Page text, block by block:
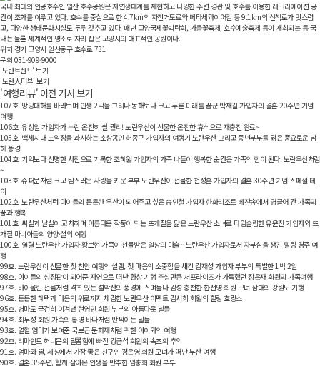
국내 최대의 인공호수인 일산 호수공원은 자연생태계를 재현하고 다양한 주변 경관 및 호수를 이용한 레크리에이션 공
간이 조화를 이루고 있다. 호수를 중심으로 한 4.7km의 자전거도로와 메타세콰이어길 등 9.1km의 산책로가 멋스럽
고, 다양한 생태문화시설도 두루 갖추고 있다. 매년 고양국제꽃박람회, 가을꽃축제, 호수예술축제 등이 개최되는 등 국
내는 물론 세계적인 명소로 자리 잡은 고양시의 대표적인 공원이다.
위치 경기 고양시 일산동구 호수로 731
문의 031-909-9000
'노란트렌드' 보기
'노란人터뷰' 보기
'여행리뷰' 이전 기사 보기
107호. 망망대해를 바라보며 인생 2막을 그리다 동해보다 크고 푸른 미래를 꿈꾼 박재길 가입자의 결혼 20주년 기념
여행
106호. 유상일 가입자가 누린 온전히 쉴 권리! 노란우산이 선물한 온전한 휴식으로 재충전 완료~
105호. 백세시대 노익장을 과시하는 소상공인 허종구 가입자의 여행기 노란우산 그리고 중년부부를 닮은 풍요로운 남
해 풍경
104호. 기억보다 선명한 사진으로 기록한 조혜원 가입자의 가족 나들이 행복한 순간은 가족의 힘이 된다, 노란우산처럼
~
103호. 슈퍼문처럼 크고 탐스러운 사랑을 키운 부부 노란우산이 선물한 전성훈 가입자의 결혼 30주년 기념 스페셜 데
이
102호. 노란우산처럼 아이들의 든든한 우산이 되어주고 싶은 송인철 가입자 한화리조트 베잔송에서 영글어 간 가족의
꿈과 행복
101호. 씨실과 날실이 교차하며 아름다운 작품이 되는 뜨개질을 닮은 노란우산 소녀로 타임슬립한 유윤진 가입자와 뜨
개질 마니아들의 양양·설악 여행
100호. 열혈 노란우산 가입자 황보현 가족이 선물받은 일상의 마술~ 노란우산 가입자로서 자부심을 챙긴 힐링 경주 여
행
99호. 노란우산이 선물한 첫 천안 여행의 설렘, 첫 마음의 소중함을 새긴 김재성 가입자 부부의 특별한 1박 2일
98호. 아이들의 성장판이 되어준 자연으로 떠난 환상 기행 춘설만큼 서프라이즈가 가득했던 장은재 회원의 가족여행
97호. 바이올린 선율처럼 격조 있는 설악산의 풍경에 스며들다 감성 충전한 한선영 회원 모녀 삼대의 강원도 기행
96호. 든든한 혜택과 마음의 위로까지 체감한 노란우산 이펙트 김서희 회원의 힐링 호캉스
95호. 병마도 굳건히 이겨낸 현영인 회원 부부의 아름다운 날들
94호. 최두성 회원 가족의 통영 바다처럼 반짝이는 날들
93호. 열혈 엄마가 보여준 국보급 문화재처럼 귀한 아이와의 여행
92호. 리마인드 허니문의 달콤함에 빠진 강금석 회원의 속초의 추억
91호. 엄마와 딸, 세상에서 가장 좋은 친구인 경은영 회원 모녀가 떠난 부산 여행
90호. 결혼 35주년, 함께 살아온 인생을 반추한 임충희 회원 부부